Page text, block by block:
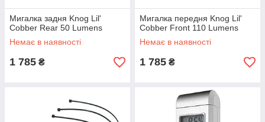
Мигалка задня Knog Lil'
Cobber Rear 50 Lumens
Немає в наявності
1 785 ₴
Мигалка передня Knog Lil'
Cobber Front 110 Lumens
Немає в наявності
1 785 ₴